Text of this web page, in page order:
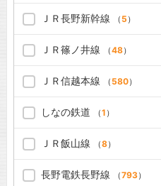
ＪＲ長野新幹線 （ 5 ）
ＪＲ篠ノ井線 （48）
ＪＲ信越本線 （ 580）
しなの鉄道 （1 ）
ＪＲ飯山線 （8）
長野電鉄長野線 （793）